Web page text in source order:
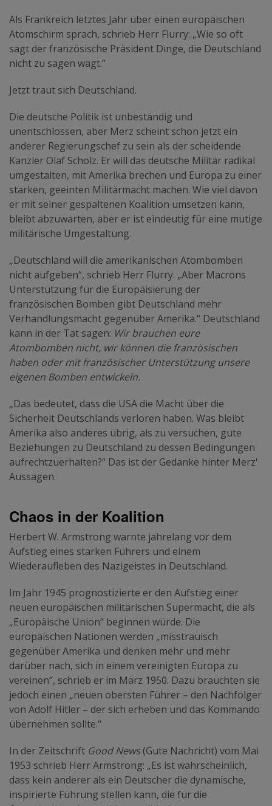
Als Frankreich letztes Jahr über einen europäischen
Atomschirm sprach, schrieb Herr Flurry: „Wie so oft
sagt der französische Präsident Dinge, die Deutschland
nicht zu sagen wagt.“
Jetzt traut sich Deutschland.
Die deutsche Politik ist unbeständig und
unentschlossen, aber Merz scheint schon jetzt ein
anderer Regierungschef zu sein als der scheidende
Kanzler Olaf Scholz. Er will das deutsche Militär radikal
umgestalten, mit Amerika brechen und Europa zu einer
starken, geeinten Militärmacht machen. Wie viel davon
er mit seiner gespaltenen Koalition umsetzen kann,
bleibt abzuwarten, aber er ist eindeutig für eine mutige
militärische Umgestaltung.
„Deutschland will die amerikanischen Atombomben
nicht aufgeben“, schrieb Herr Flurry. „Aber Macrons
Unterstützung für die Europäisierung der
französischen Bomben gibt Deutschland mehr
Verhandlungsmacht gegenüber Amerika.“ Deutschland
kann in der Tat sagen: Wir brauchen eure
Atombomben nicht, wir können die französischen
haben oder mit französischer Unterstützung unsere
eigenen Bomben entwickeln.
„Das bedeutet, dass die USA die Macht über die
Sicherheit Deutschlands verloren haben. Was bleibt
Amerika also anderes übrig, als zu versuchen, gute
Beziehungen zu Deutschland zu dessen Bedingungen
aufrechtzuerhalten?“ Das ist der Gedanke hinter Merz'
Aussagen.
Chaos in der Koalition
Herbert W. Armstrong warnte jahrelang vor dem
Aufstieg eines starken Führers und einem
Wiederaufleben des Nazigeistes in Deutschland.
Im Jahr 1945 prognostizierte er den Aufstieg einer
neuen europäischen militärischen Supermacht, die als
„Europäische Union“ beginnen würde. Die
europäischen Nationen werden „misstrauisch
gegenüber Amerika und denken mehr und mehr
darüber nach, sich in einem vereinigten Europa zu
vereinen“, schrieb er im März 1950. Dazu brauchten sie
jedoch einen „neuen obersten Führer – den Nachfolger
von Adolf Hitler – der sich erheben und das Kommando
übernehmen sollte.“
In der Zeitschrift Good News(Gute Nachricht) vom Mai
1953 schrieb Herr Armstrong: „Es ist wahrscheinlich,
dass kein anderer als ein Deutscher die dynamische,
inspirierte Führung stellen kann, die für die